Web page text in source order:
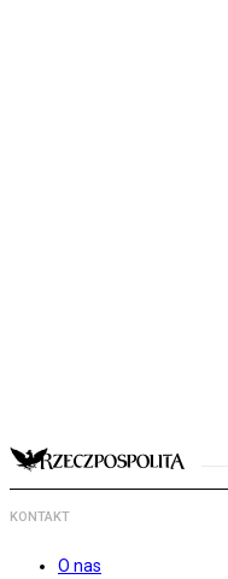
KONTAKT
O nas